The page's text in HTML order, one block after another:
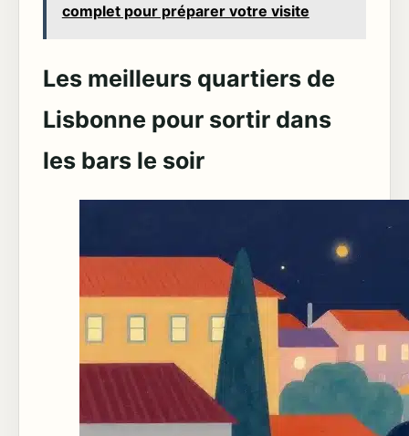
complet pour préparer votre visite
Les meilleurs quartiers de
Lisbonne pour sortir dans
les bars le soir